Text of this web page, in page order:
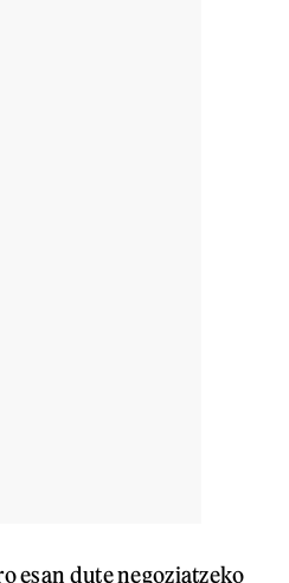
esan dute negoziatzeko